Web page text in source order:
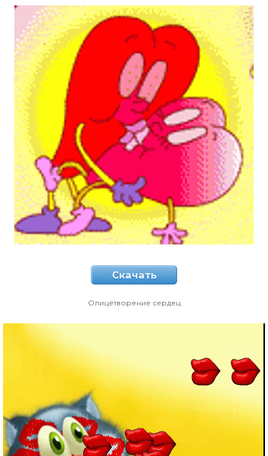
Скачать
Олицетворение сердец